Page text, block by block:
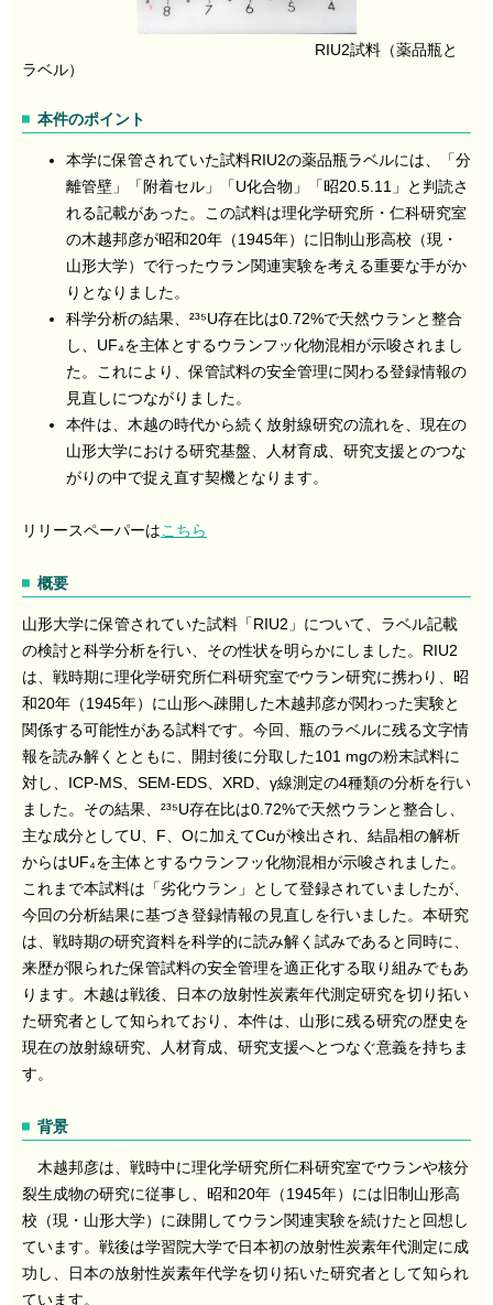
RIU2試料（薬品瓶と
ラベル）
本件のポイント
本学に保管されていた試料RIU2の薬品瓶ラベルには、「分
離管壁」「附着セル」「U化合物」「昭20.5.11」と判読さ
れる記載があった。この試料は理化学研究所・仁科研究室
の木越邦彦が昭和20年（1945年）に旧制山形高校（現・
山形大学）で行ったウラン関連実験を考える重要な手がか
りとなりました。
科学分析の結果、²³⁵U存在比は0.72%で天然ウランと整合
し、UF₄を主体とするウランフッ化物混相が示唆されまし
た。これにより、保管試料の安全管理に関わる登録情報の
見直しにつながりました。
本件は、木越の時代から続く放射線研究の流れを、現在の
山形大学における研究基盤、人材育成、研究支援とのつな
がりの中で捉え直す契機となります。
リリースペーパーはこちら
概要
山形大学に保管されていた試料「RIU2」について、ラベル記載
の検討と科学分析を行い、その性状を明らかにしました。RIU2
は、戦時期に理化学研究所仁科研究室でウラン研究に携わり、昭
和20年（1945年）に山形へ疎開した木越邦彦が関わった実験と
関係する可能性がある試料です。今回、瓶のラベルに残る文字情
報を読み解くとともに、開封後に分取した101 mgの粉末試料に
対し、ICP-MS、SEM-EDS、XRD、γ線測定の4種類の分析を行い
ました。その結果、²³⁵U存在比は0.72%で天然ウランと整合し、
主な成分としてU、F、Oに加えてCuが検出され、結晶相の解析
からはUF₄を主体とするウランフッ化物混相が示唆されました。
これまで本試料は「劣化ウラン」として登録されていましたが、
今回の分析結果に基づき登録情報の見直しを行いました。本研究
は、戦時期の研究資料を科学的に読み解く試みであると同時に、
来歴が限られた保管試料の安全管理を適正化する取り組みでもあ
ります。木越は戦後、日本の放射性炭素年代測定研究を切り拓い
た研究者として知られており、本件は、山形に残る研究の歴史を
現在の放射線研究、人材育成、研究支援へとつなぐ意義を持ちま
す。
背景
木越邦彦は、戦時中に理化学研究所仁科研究室でウランや核分
裂生成物の研究に従事し、昭和20年（1945年）には旧制山形高
校（現・山形大学）に疎開してウラン関連実験を続けたと回想し
ています。戦後は学習院大学で日本初の放射性炭素年代測定に成
功し、日本の放射性炭素年代学を切り拓いた研究者として知られ
ています。